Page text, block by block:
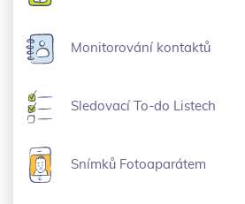
Monitorování kontaktů
Sledovací To-do Listech
Snímků Fotoaparátem